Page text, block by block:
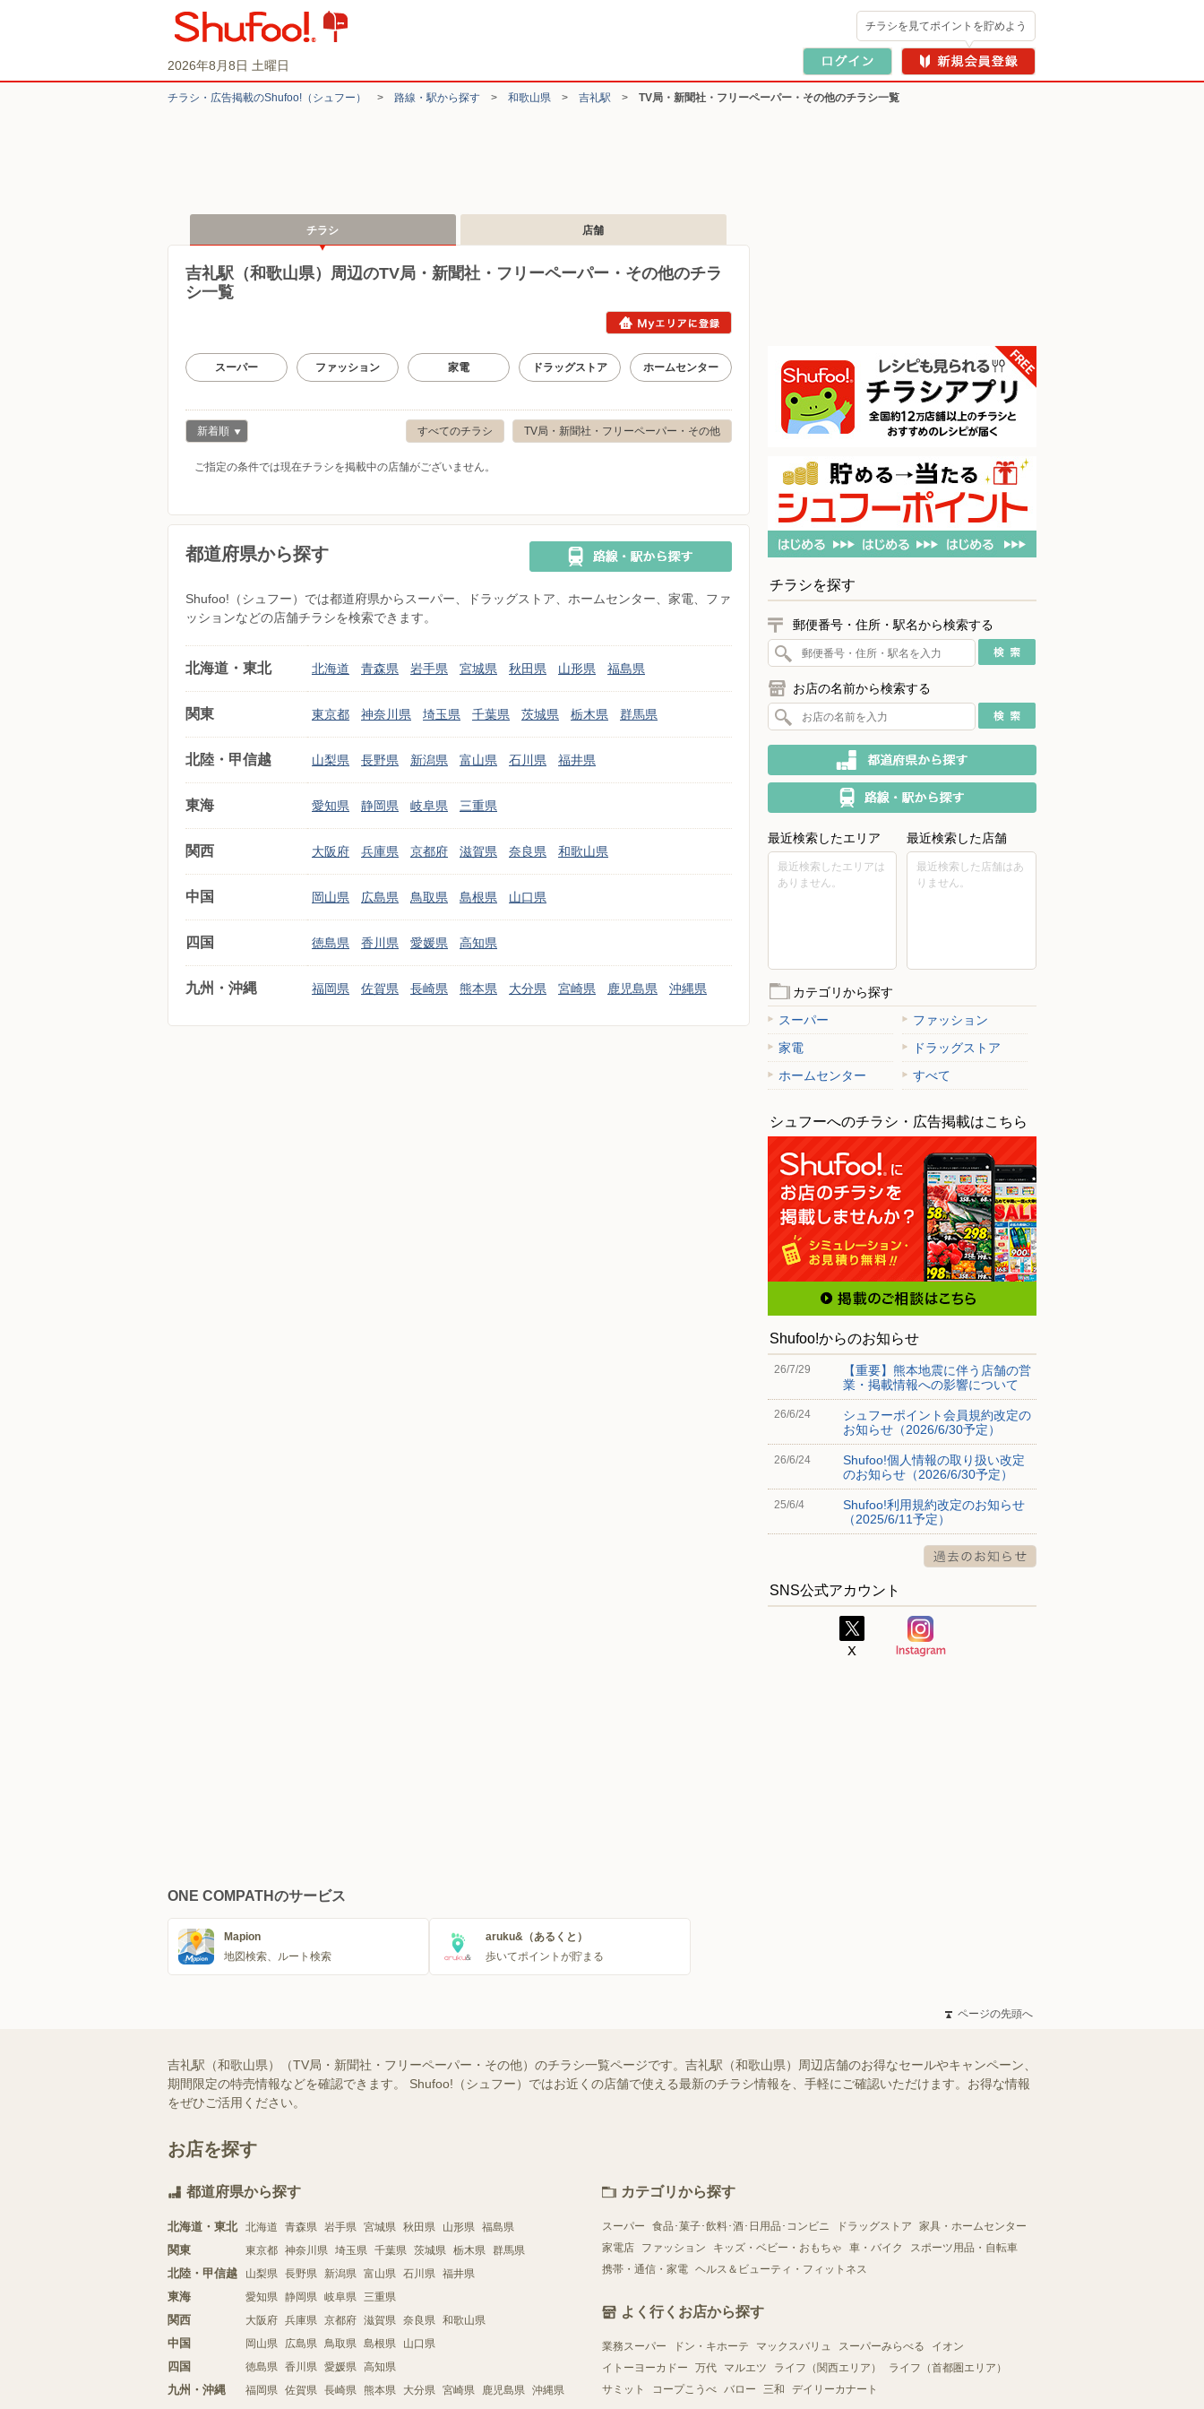
2026年8月8日 土曜日
チラシを見てポイントを貯めよう
チラシ・​広告掲載の​Shufoo!​（シュフー） > 路線・駅から探す > 和歌山県 > 吉礼駅 > TV局・新聞社・フリーペーパー・その他のチラシ一覧
チラシ 店舗
吉礼駅（和歌山県）周辺のTV局・新聞社・フリーペーパー・その他のチラ
シ一覧
スーパー ファッション 家電 ドラッグストア ホームセンター
TV局・新聞社・フリーペーパー・その他
すべてのチラシ
新着順
ご指定の条件では現在チラシを掲載中の店舗がございません。
都道府県から探す
Shufoo!（シュフー）では都道府県からスーパー、ドラッグストア、ホームセンター、家電、ファ
ッションなどの店舗チラシを検索できます。
北海道・東北 北海道 青森県 岩手県 宮城県 秋田県 山形県 福島県
関東 東京都 神奈川県 埼玉県 千葉県 茨城県 栃木県 群馬県
北陸・甲信越 山梨県 長野県 新潟県 富山県 石川県 福井県
東海 愛知県 静岡県 岐阜県 三重県
関西 大阪府 兵庫県 京都府 滋賀県 奈良県 和歌山県
中国 岡山県 広島県 鳥取県 島根県 山口県
四国 徳島県 香川県 愛媛県 高知県
九州・沖縄 福岡県 佐賀県 長崎県 熊本県 大分県 宮崎県 鹿児島県 沖縄県
チラシを探す
郵便番号・住所・駅名から検索する
お店の名前から検索する
最近検索したエリア
最近検索したエリアは
ありません。
最近検索した店舗
最近検索した店舗はあ
りません。
カテゴリから探す
スーパー
ファッション
家電
ドラッグストア
ホームセンター
すべて
シュフーへのチラシ・広告掲載はこちら
Shufoo!からのお知らせ
26/7/29
【重要】熊本地震に伴う店舗の営
業・掲載情報への影響について
26/6/24
シュフーポイント会員規約改定の
お知らせ（2026/6/30予定）
26/6/24
Shufoo!個人情報の取り扱い改定
のお知らせ（2026/6/30予定）
25/6/4
Shufoo!利用規約改定のお知らせ
（2025/6/11予定）
SNS公式アカウント
ONE COMPATHのサービス
Mapion
地図検索、ルート検索
aruku&（あるくと）
歩いてポイントが貯まる
ページの先頭へ
吉礼駅（和歌山県）（TV局・新聞社・フリーペーパー・その他）のチラシ一覧ページです。吉礼駅（和歌山県）周辺店舗のお得なセールやキャンペーン、
期間限定の特売情報などを確認できます。 Shufoo!（シュフー）ではお近くの店舗で使える最新のチラシ情報を、手軽にご確認いただけます。お得な情報
をぜひご活用ください。
お店を探す
都道府県から探す
北海道・東北 北海道 青森県 岩手県 宮城県 秋田県 山形県 福島県
関東 東京都 神奈川県 埼玉県 千葉県 茨城県 栃木県 群馬県
北陸・甲信越 山梨県 長野県 新潟県 富山県 石川県 福井県
東海 愛知県 静岡県 岐阜県 三重県
関西 大阪府 兵庫県 京都府 滋賀県 奈良県 和歌山県
中国 岡山県 広島県 鳥取県 島根県 山口県
四国 徳島県 香川県 愛媛県 高知県
九州・沖縄 福岡県 佐賀県 長崎県 熊本県 大分県 宮崎県 鹿児島県 沖縄県
カテゴリから探す
スーパー 食品･菓子･飲料･酒･日用品･コンビニ ドラッグストア
家具・ホームセンター
家電店
ファッション キッズ・ベビー・おもちゃ 車・バイク
スポーツ用品・自転車
携帯・通信・家電 ヘルス＆ビューティ・フィットネス
よく行くお店から探す
業務スーパー ドン・キホーテ マックスバリュ スーパーみらべる
イオン
イトーヨーカドー
万代 マルエツ ライフ（関西エリア）
ライフ（首都圏エリア）
サミット
コープこうべ バロー 三和 デイリーカナート